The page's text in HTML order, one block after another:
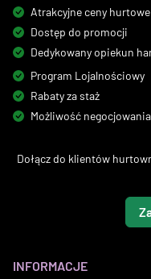
Atrakcyjne ceny hurtowe
Dostęp do promocji
Dedykowany opiekun
Program Lojalnościowy
Rabaty za staż
Możliwość
Dołącz do klientów
INFORMACJE